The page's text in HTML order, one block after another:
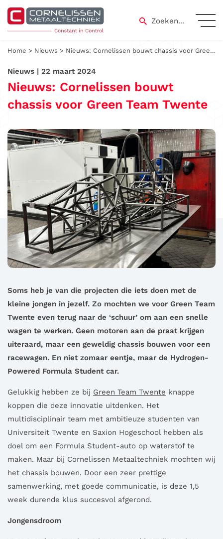
Skip
content
Zoeken...
Home > Nieuws > Nieuws: Cornelissen bouwt chassis voor Green Team Twente
Nieuws | 22 maart 2024
Nieuws: Cornelissen bouwt
chassis voor Green Team Twente
Soms heb je van die projecten die iets doen met de
kleine jongen in jezelf. Zo mochten we voor Green Team
Twente even terug naar de ‘schuur’ om aan een snelle
wagen te werken. Geen motoren aan de praat krijgen
uiteraard, maar een geweldig chassis bouwen voor een
racewagen. En niet zomaar eentje, maar de Hydrogen-
Powered Formula Student car.
Gelukkig hebben ze bij Green Team Twente knappe
koppen die deze innovatie uitdenken. Het
multidisciplinair team met ambitieuze studenten van
Universiteit Twente en Saxion Hogeschool hebben als
doel om een Formula Student-auto op waterstof te
maken. Maar bij Cornelissen Metaaltechniek mochten wij
het chassis bouwen. Door een zeer prettige
samenwerking, met goede communicatie, is deze 1,5
week durende klus succesvol afgerond.
Jongensdroom